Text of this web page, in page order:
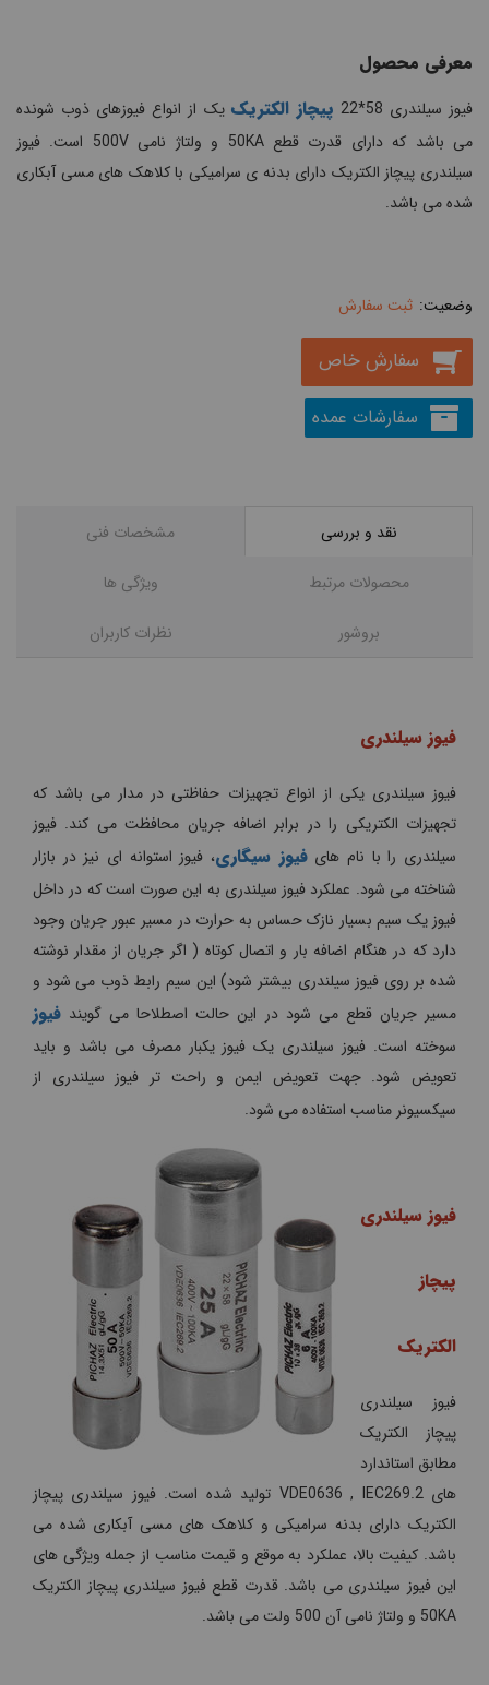
معرفی محصول
فیوز سیلندری 58*22 پیچاز الکتریک یک از انواع فیوزهای ذوب شونده
می باشد که دارای قدرت قطع 50KA و ولتاژ نامی 500V است. فیوز
سیلندری پیچاز الکتریک دارای بدنه ی سرامیکی با کلاهک های مسی آبکاری
شده می باشد.
ثبت سفارش
سفارش خاص
سفارشات عمده
نقد و بررسی مشخصات فنی
محصولات مرتبط ویژگی ها
بروشور نظرات کاربران
فیوز سیلندری
فیوز سیلندری یکی از انواع تجهیزات حفاظتی در مدار می باشد که
تجهیزات الکتریکی را در برابر اضافه جریان محافظت می کند. فیوز
سیلندری را با نام هایفیوز سیگاری، فیوز استوانه ای نیز در بازار
شناخته می شود. عملکرد فیوز سیلندری به این صورت است که در داخل
فیوز یک سیم بسیار نازک حساس به حرارت در مسیر عبور جریان وجود
دارد که در هنگام اضافه بار و اتصال کوتاه ( اگر جریان از مقدار نوشته
شده بر روی فیوز سیلندری بیشتر شود) این سیم رابط ذوب می شود و
مسیر جریان قطع می شود در این حالت اصطلاحا می گویند فیوز
سوخته است. فیوز سیلندری یک فیوز یکبار مصرف می باشد و باید
تعویض شود. جهت تعویض ایمن و راحت تر فیوز سیلندری از
سیکسیونر مناسب استفاده می شود.
فیوز سیلندری
پیچاز
الکتریک
فیوز سیلندری
پیچاز الکتریک
مطابق استاندارد
های VDE0636 , IEC269.2 تولید شده است. فیوز سیلندری پیچاز
الکتریک دارای بدنه سرامیکی و کلاهک های مسی آبکاری شده می
باشد. کیفیت بالا، عملکرد به موقع و قیمت مناسب از جمله ویژگی های
این فیوز سیلندری می باشد. قدرت قطع فیوز سیلندری پیچاز الکتریک
50KA و ولتاژ نامی آن 500 ولت می باشد.